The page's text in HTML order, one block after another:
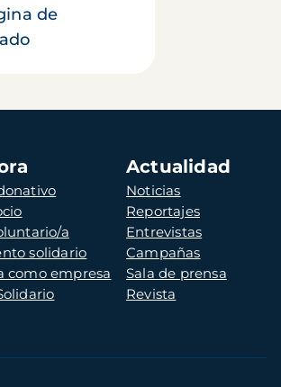
de
a
solidario
como empresa
Actualidad
Noticias
Reportajes
Entrevistas
Campañas
Sala de prensa
Revista